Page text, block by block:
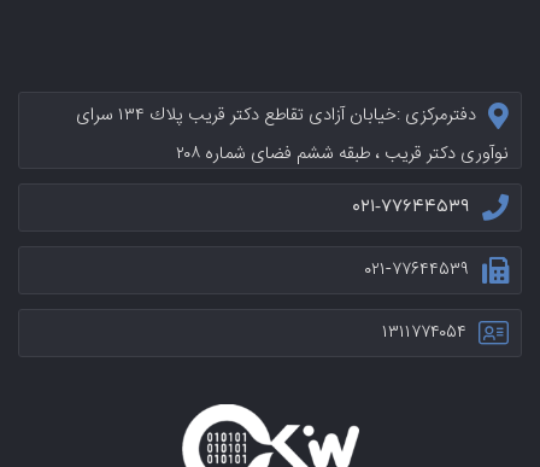
دفترمرکزی :خيابان آزادی تقاطع دکتر قریب پلاك ۱۳۴ سرای
نوآوری دکتر قریب ، طبقه ششم فضای شماره ۲۰۸
۰۲۱-۷۷۶۴۴۵۳۹
۰۲۱-۷۷۶۴۴۵۳۹